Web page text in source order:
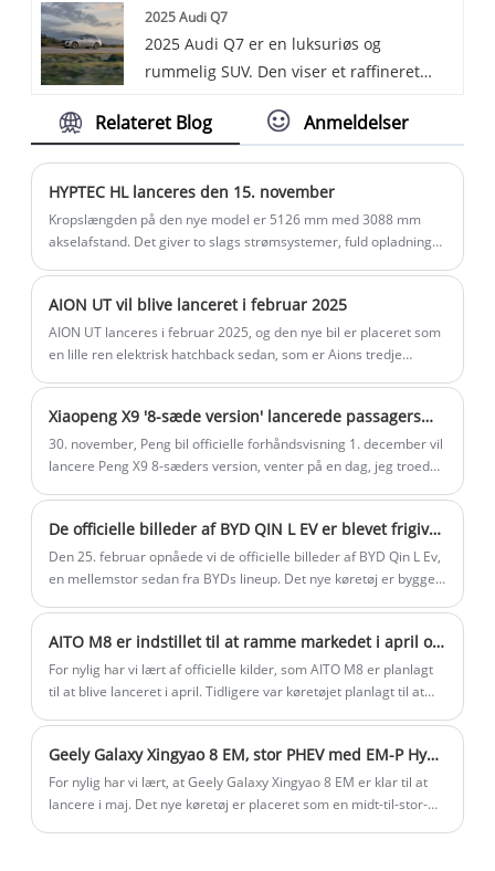
konstruktionsområder.
2025 Audi Q7
2025 Audi Q7 er en luksuriøs og
rummelig SUV. Den viser et raffineret
banebrydende teknologi. Udstyret med
kraftfuld kørsel. Med dets generøse
lastrum og avancerede
sikkerhedsfunktioner er Q7 et ideelt valg
for familier og dem, der kræver komfort
og ydeevne.
Relateret Blog Anmeldelser
HYPTEC HL lanceres den 15. november
Kropslængden på den nye model er 5126 mm med 3088 mm
akselafstand. Det giver to slags strømsystemer, fuld opladning
AION UT vil blive lanceret i februar 2025
AION UT lanceres i februar 2025, og den nye bil er placeret som
en lille ren elektrisk hatchback sedan, som er Aions tredje
Xiaopeng X9 '8-sæde version' lancerede passagersæde øget massage
30. november, Peng bil officielle forhåndsvisning 1. december vil
lancere Peng X9 8-sæders version, venter på en dag, jeg troede
officielle meddelelse, vil være Peng X9 passagersæde
opgradering, 'hardware kan også OTA'. Hardware kan også OTA'.
Før opgradering er passagersædet i Xiaopeng X9 4-vejs elektrisk
vippevinkel 2-vejs justering, sæde 4-vejs lændestøtte og ny sæde
10-punkts massage.
De officielle billeder af BYD QIN L EV er blevet frigivet, med standardinddragelsen af ​​Tian Shen Zhi Yan C Advanced Intelligent Driving System over hele rækkevidden.
Den 25. februar opnåede vi de officielle billeder af BYD Qin L Ev,
en mellemstor sedan fra BYDs lineup. Det nye køretøj er bygget
(Dipilot100) på tværs af alle modeller.
AITO M8 er indstillet til at ramme markedet i april og prale af en køretøjslængde på 5,19 meter, med sin pris forventet at konkurrere med Li L9.
For nylig har vi lært af officielle kilder, som AITO M8 er planlagt
til at blive lanceret i april. Tidligere var køretøjet planlagt til at
flyttes op. Som reference er AITO M9 prissat mellem 469.800 og
569.800 yuan, mens Li L9 er prissat mellem 409.800 og 439.800
yuan. Det forventes, at prisen på AITO M8 vil være meget tæt på
Geely Galaxy Xingyao 8 EM, stor PHEV med EM-P Hybrid, lanceringer May
For nylig har vi lært, at Geely Galaxy Xingyao 8 EM er klar til at
lancere i maj. Det nye køretøj er placeret som en midt-til-stor-